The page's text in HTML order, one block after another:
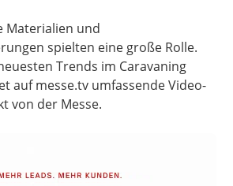
Materialien und
spielten eine große Rolle.
Trends im Caravaning
auf messe.tv umfassende Video-
von der Messe.